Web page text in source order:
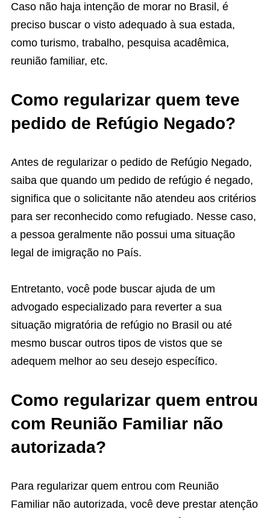
Caso não haja intenção de morar no Brasil, é
preciso buscar o visto adequado à sua estada,
como turismo, trabalho, pesquisa acadêmica,
reunião familiar, etc.
Como regularizar quem teve
pedido de Refúgio Negado?
Antes de regularizar o pedido de Refúgio Negado,
saiba que quando um pedido de refúgio é negado,
significa que o solicitante não atendeu aos critérios
para ser reconhecido como refugiado. Nesse caso,
a pessoa geralmente não possui uma situação
legal de imigração no País.
Entretanto, você pode buscar ajuda de um
advogado especializado para reverter a sua
situação migratória de refúgio no Brasil ou até
mesmo buscar outros tipos de vistos que se
adequem melhor ao seu desejo específico.
Como regularizar quem entrou
com Reunião Familiar não
autorizada?
Para regularizar quem entrou com Reunião
Familiar não autorizada, você deve prestar atenção